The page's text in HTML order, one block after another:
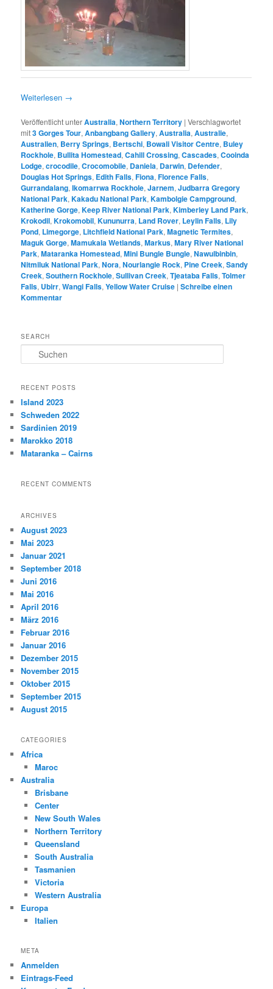
Weiterlesen →
Veröffentlicht unterAustralia,Northern Territory |Verschlagwortet
mit3 Gorges Tour,Anbangbang Gallery,Australia,Australie,
Australien, Berry Springs, Bertschi, Bowali Visitor Centre, Buley
Rockhole, Bullita Homestead,Cahill Crossing,Cascades,Cooinda
Lodge,crocodile,Crocomobile, Daniela, Darwin, Defender,
Douglas Hot Springs, Edith Falls,Fiona,Florence Falls,
Gurrandalang,Ikomarrwa Rockhole,Jarnem,Judbarra Gregory
National Park,Kakadu National Park,Kambolgie Campground,
Katherine Gorge,Keep River National Park,Kimberley Land Park,
Krokodil,Krokomobil,Kununurra, Land Rover, Leylin Falls, Lily
Pond, Limegorge, Litchfield National Park,Magnetic Termites,
Maguk Gorge,Mamukala Wetlands,Markus,Mary River National
Park,Mataranka Homestead,Mini Bungle Bungle,Nawulbinbin,
Nitmiluk National Park,Nora,Nourlangie Rock, Pine Creek,Sandy
Creek,Southern Rockhole,Sullivan Creek,Tjeataba Falls,Tolmer
Falls, Ubirr,Wangi Falls,Yellow Water Cruise |Schreibe einen
Kommentar
SEARCH
u
h
n
RECENT POSTS
Island 2023
Schweden 2022
Sardinien 2019
Marokko 2018
Mataranka – Cairns
RECENT COMMENTS
ARCHIVES
August 2023
Mai 2023
Januar 2021
September 2018
Juni 2016
Mai 2016
April 2016
März 2016
Februar 2016
Januar 2016
Dezember 2015
November 2015
Oktober 2015
September 2015
August 2015
CATEGORIES
Africa
Maroc
Australia
Brisbane
Center
New South Wales
Northern Territory
Queensland
South Australia
Tasmanien
Victoria
Western Australia
Europa
Italien
META
Anmelden
Eintrags-Feed